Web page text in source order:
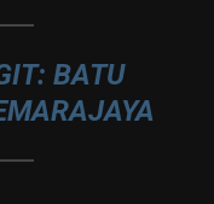
BATU